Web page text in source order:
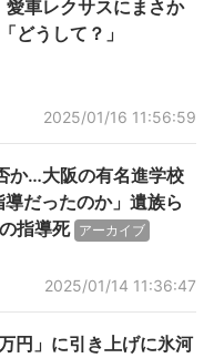
愛車レクサスにまさか
どうして？」
2025/01/16 11:56:59
か…大阪の有名進学校
だったのか」遺族ら
指導死 アーカイブ
2025/01/14 11:36:47
円」に引き上げに氷河